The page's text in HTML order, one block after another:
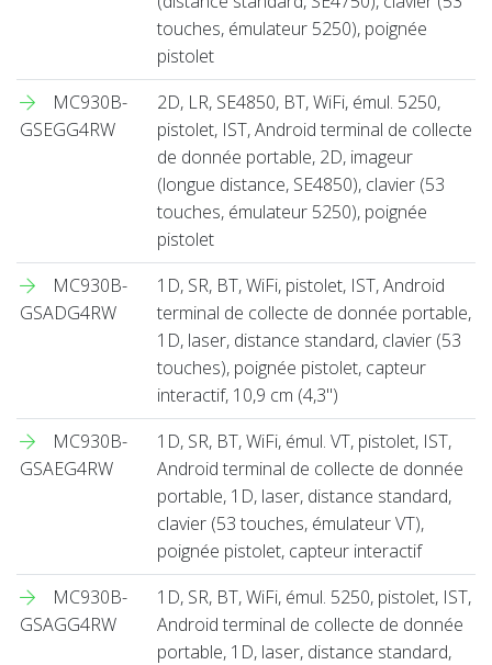
touches, émulateur 5250), poignée
pistolet
MC930B-
GSEGG4RW
2D, LR, SE4850, BT, WiFi, émul. 5250,
pistolet, IST, Android terminal de collecte
de donnée portable, 2D, imageur
(longue distance, SE4850), clavier (53
touches, émulateur 5250), poignée
pistolet
MC930B-
GSADG4RW
1D, SR, BT, WiFi, pistolet, IST, Android
terminal de collecte de donnée portable,
1D, laser, distance standard, clavier (53
touches), poignée pistolet, capteur
interactif, 10,9 cm (4,3'')
MC930B-
GSAEG4RW
1D, SR, BT, WiFi, émul. VT, pistolet, IST,
Android terminal de collecte de donnée
portable, 1D, laser, distance standard,
clavier (53 touches, émulateur VT),
poignée pistolet, capteur interactif
MC930B-
GSAGG4RW
1D, SR, BT, WiFi, émul. 5250, pistolet, IST,
Android terminal de collecte de donnée
portable, 1D, laser, distance standard,